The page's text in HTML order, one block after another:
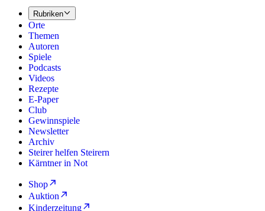
Rubriken
Orte
Themen
Autoren
Spiele
Podcasts
Videos
Rezepte
E-Paper
Club
Gewinnspiele
Newsletter
Archiv
Steirer helfen Steirern
Kärntner in Not
Shop
Auktion
Kinderzeitung